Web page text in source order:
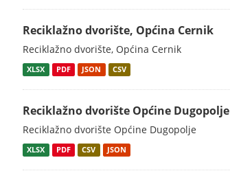
Reciklažno dvorište, Općina Cernik
Reciklažno dvorište, Općina Cernik
XLSX PDF JSON CSV
Reciklažno dvorište Općine Dugopolje
Reciklažno dvorište Općine Dugopolje
XLSX PDF CSV JSON